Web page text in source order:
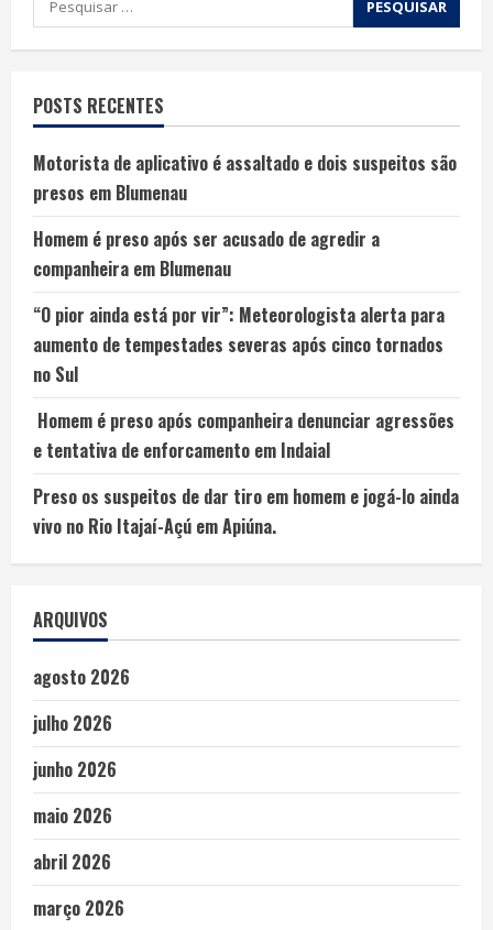
POSTS RECENTES
Motorista de aplicativo é assaltado e dois suspeitos são
presos em Blumenau
Homem é preso após ser acusado de agredir a
companheira em Blumenau
“O pior ainda está por vir”: Meteorologista alerta para
aumento de tempestades severas após cinco tornados
no Sul
Homem é preso após companheira denunciar agressões
e tentativa de enforcamento em Indaial
Preso os suspeitos de dar tiro em homem e jogá-lo ainda
vivo no Rio Itajaí-Açú em Apiúna.
ARQUIVOS
agosto 2026
julho 2026
junho 2026
maio 2026
abril 2026
março 2026